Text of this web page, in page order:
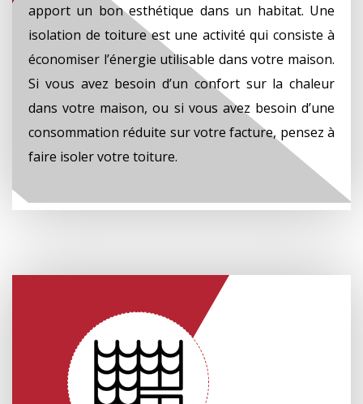
apport un bon esthétique dans un habitat. Une
isolation de toiture est une activité qui consiste à
économiser l’énergie utilisable dans votre maison.
Si vous avez besoin d’un confort sur la chaleur
dans votre maison, ou si vous avez besoin d’une
consommation réduite sur votre facture, pensez à
faire isoler votre toiture.